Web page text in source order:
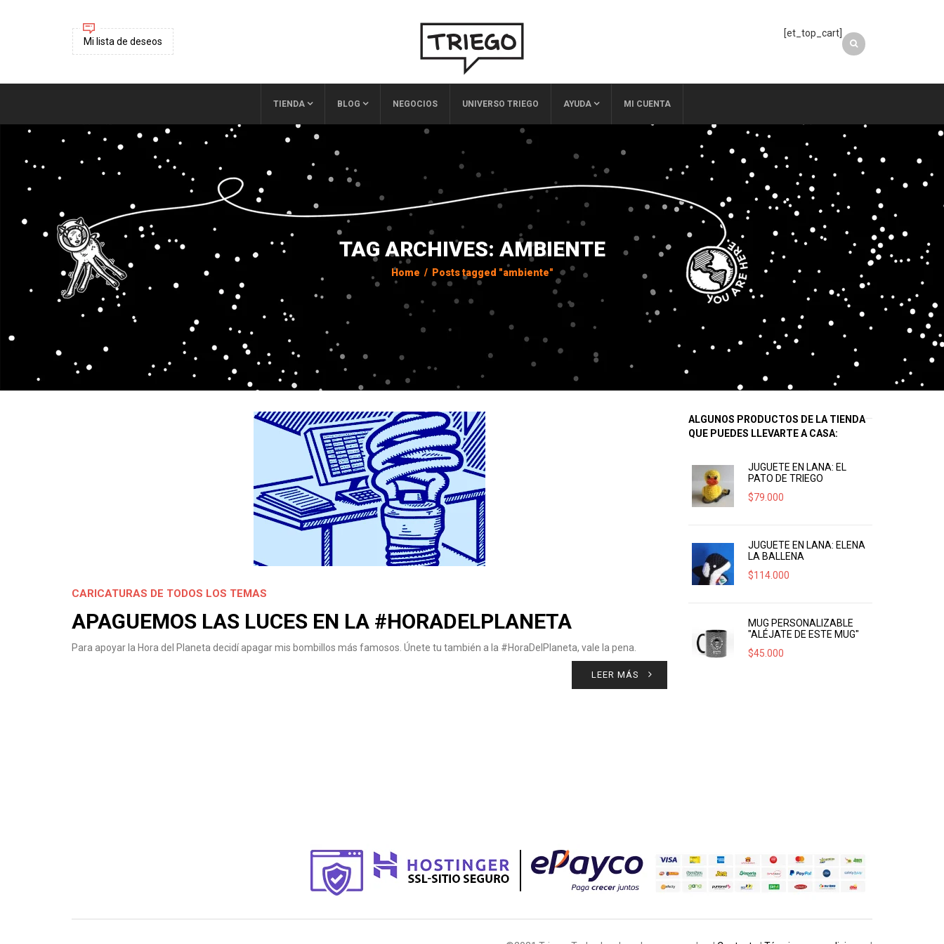
Mi lista de deseos
[et_top_cart]
TIENDA BLOG NEGOCIOS UNIVERSO TRIEGO AYUDA MI CUENTA
TAG ARCHIVES: AMBIENTE
Home / Posts tagged "ambiente"
CARICATURAS DE TODOS LOS TEMAS
APAGUEMOS LAS LUCES EN LA #HORADELPLANETA
Para apoyar la Hora del Planeta decidí apagar mis bombillos más famosos. Únete tu también a la #HoraDelPlaneta, vale la pena.
LEER MÁS
ALGUNOS PRODUCTOS DE LA TIENDA
QUE PUEDES LLEVARTE A CASA:
JUGUETE EN LANA: EL
PATO DE TRIEGO
$79.000
JUGUETE EN LANA: ELENA
LA BALLENA
$114.000
MUG PERSONALIZABLE
"ALÉJATE DE ESTE MUG"
$45.000